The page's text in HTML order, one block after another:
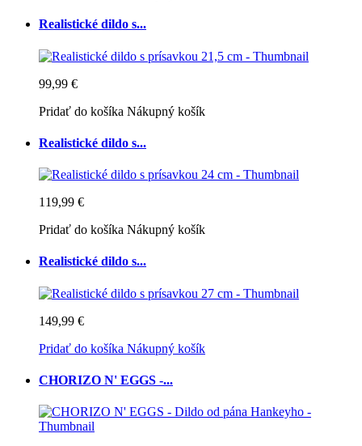
Realistické dildo s...
99,99 €
Pridať do košíka Nákupný košík
Realistické dildo s...
119,99 €
Pridať do košíka Nákupný košík
Realistické dildo s...
149,99 €
Pridať do košíka Nákupný košík
CHORIZO N' EGGS -...